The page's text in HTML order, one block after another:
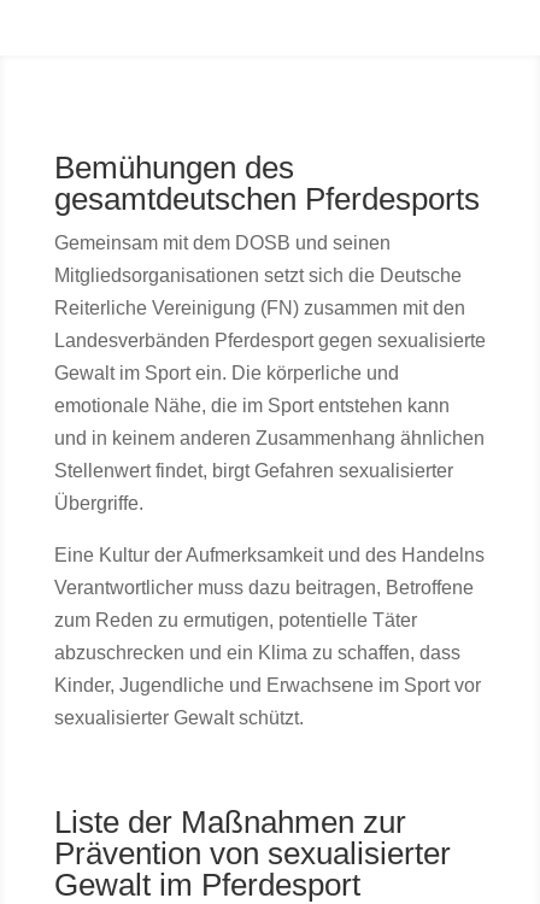
Bemühungen des
gesamtdeutschen Pferdesports
Gemeinsam mit dem DOSB und seinen
Mitgliedsorganisationen setzt sich die Deutsche
Reiterliche Vereinigung (FN) zusammen mit den
Landesverbänden Pferdesport gegen sexualisierte
Gewalt im Sport ein. Die körperliche und
emotionale Nähe, die im Sport entstehen kann
und in keinem anderen Zusammenhang ähnlichen
Stellenwert findet, birgt Gefahren sexualisierter
Übergriffe.
Eine Kultur der Aufmerksamkeit und des Handelns
Verantwortlicher muss dazu beitragen, Betroffene
zum Reden zu ermutigen, potentielle Täter
abzuschrecken und ein Klima zu schaffen, dass
Kinder, Jugendliche und Erwachsene im Sport vor
sexualisierter Gewalt schützt.
Liste der Maßnahmen zur
Prävention von sexualisierter
Gewalt im Pferdesport